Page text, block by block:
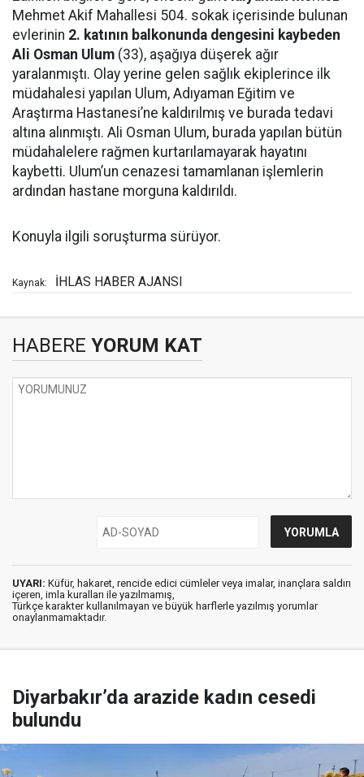
Mehmet Akif Mahallesi 504. sokak içerisinde bulunan
evlerinin 2. katının balkonunda dengesini kaybeden
Ali Osman Ulum (33), aşağıya düşerek ağır
yaralanmıştı. Olay yerine gelen sağlık ekiplerince ilk
müdahalesi yapılan Ulum, Adıyaman Eğitim ve
Araştırma Hastanesi’ne kaldırılmış ve burada tedavi
altına alınmıştı. Ali Osman Ulum, burada yapılan bütün
müdahalelere rağmen kurtarılamayarak hayatını
kaybetti. Ulum’un cenazesi tamamlanan işlemlerin
ardından hastane morguna kaldırıldı.
Konuyla ilgili soruşturma sürüyor.
Kaynak: İHLAS HABER AJANSI
HABERE YORUM KAT
UYARI: Küfür, hakaret, rencide edici cümleler veya imalar, inançlara saldırı
içeren, imla kuralları ile yazılmamış,
Türkçe karakter kullanılmayan ve büyük harflerle yazılmış yorumlar
onaylanmamaktadır.
Diyarbakır’da arazide kadın cesedi
bulundu